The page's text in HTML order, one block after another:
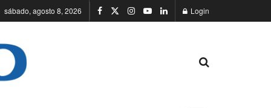
sábado, agosto 8, 2026 Login